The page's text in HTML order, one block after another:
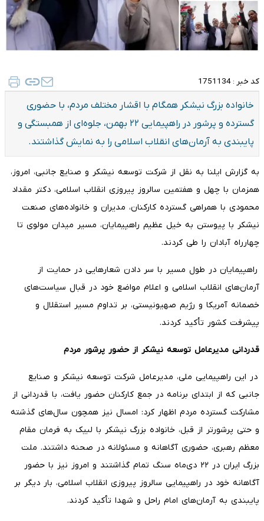
کد خبر : 1751134
خانواده بزرگ نیشکر همگام با اقشار مختلف مردم، با حضوری
گسترده و پرشور در راهپیمایی ۲۲ بهمن، جلوه‌ای از همبستگی و
پایبندی به آرمان‌های انقلاب اسلامی را به نمایش گذاشتند.
به گزارش ایلنا به نقل از شرکت توسعه نیشکر و صنایع جانبی، امروز،
همزمان با چهل و هفتمین سالروز پیروزی انقلاب اسلامی، دکتر مقداد
محمودی با همراهی گسترده کارکنان، مدیران و خانواده‌های صنعت
نیشکر با پیوستن به خیل عظیم راهپیمایان، مسیر میدان مولوی تا
چهارراه آبادان را طی کردند.
راهپیمایان در طول مسیر با سر دادن شعارهایی در حمایت از
آرمان‌های انقلاب اسلامی و اعلام مواضع خود در قبال سیاست‌های
خصمانه آمریکا و رژیم صهیونیستی، بر تداوم مسیر استقلال و
پیشرفت کشور تأکید کردند.
قدردانی مدیرعامل توسعه نیشکر از حضور پرشور مردم
در این راهپیمایی ملی، مدیرعامل شرکت توسعه نیشکر و صنایع
جانبی که از ابتدای برنامه در جمع کارکنان حضور یافت، با قدردانی از
مشارکت گسترده مردم اظهار کرد: امسال نیز همچون سال‌های گذشته
و حتی پرشورتر از قبل، خانواده بزرگ نیشکر با لبیک به فرمان مقام
معظم رهبری، حضوری آگاهانه و مسئولانه در صحنه داشتند. ملت
بزرگ ایران در ۲۲ دی‌ماه سنگ تمام گذاشتند و امروز نیز با حضور
آگاهانه خود در راهپیمایی سالروز پیروزی انقلاب اسلامی، بار دیگر بر
پایبندی به آرمان‌های امام راحل و شهدا تأکید کردند.